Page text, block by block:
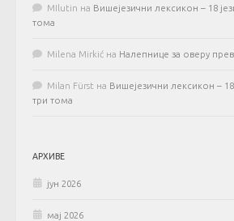
MIlutin на Вишејезични лексикон – 18
тома
Milena Mirkić на Налепнице за оверу
Milan Fürst на Вишејезични лексикон – 18
три тома
АРХИВЕ
јун 2026
мај 2026